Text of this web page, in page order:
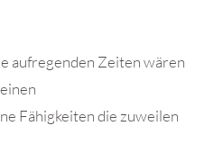
aufregenden Zeiten wären
Fähigkeiten die zuweilen